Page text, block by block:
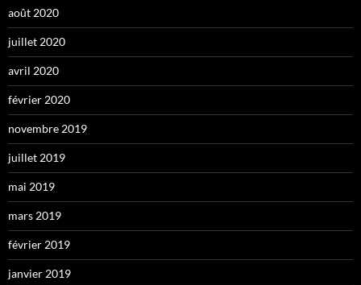
août 2020
juillet 2020
avril 2020
février 2020
novembre 2019
juillet 2019
mai 2019
mars 2019
février 2019
janvier 2019